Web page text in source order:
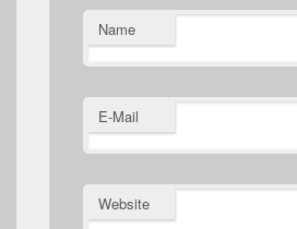
Name
E-Mail
Website